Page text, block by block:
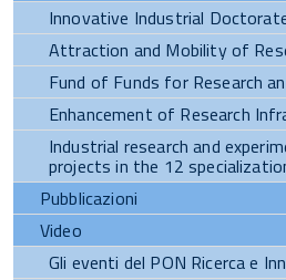
Innovative Industrial
Attraction and Mobility of
Fund of Funds for Research
Enhancement of Research
Industrial research and
projects in the 12
Pubblicazioni
Video
Gli eventi del PON Ricerca e